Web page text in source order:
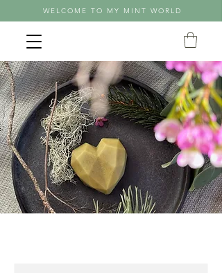
WELCOME TO MY MINT WORLD